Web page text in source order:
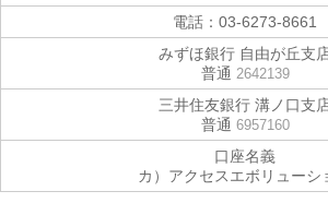
電話： 03-6273-8661
みずほ銀行 自由が丘支
普通 2642139
三井住友銀行 溝ノ口支
普通 6957160
口座名義
カ）アクセスエボリューシ